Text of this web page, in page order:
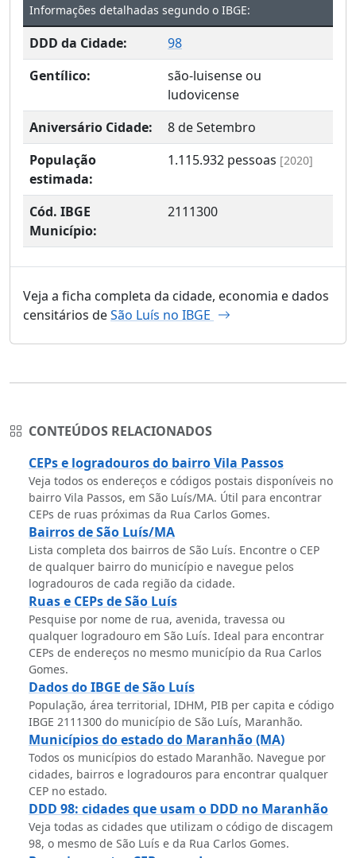
Informações detalhadas segundo o IBGE:
DDD da Cidade:
98
Gentílico:
são-luisense ou
ludovicense
Aniversário Cidade:
8 de Setembro
População
estimada:
1.115.932 pessoas [2020]
Cód. IBGE
Município:
2111300
Veja a ficha completa da cidade, economia e dados
censitários deSão Luís no IBGE
CONTEÚDOS RELACIONADOS
CEPs e logradouros do bairro Vila Passos
Veja todos os endereços e códigos postais disponíveis no
bairro Vila Passos, em São Luís/MA. Útil para encontrar
CEPs de ruas próximas da Rua Carlos Gomes.
Bairros de São Luís/MA
Lista completa dos bairros de São Luís. Encontre o CEP
de qualquer bairro do município e navegue pelos
logradouros de cada região da cidade.
Ruas e CEPs de São Luís
Pesquise por nome de rua, avenida, travessa ou
qualquer logradouro em São Luís. Ideal para encontrar
CEPs de endereços no mesmo município da Rua Carlos
Gomes.
Dados do IBGE de São Luís
População, área territorial, IDHM, PIB per capita e código
IBGE 2111300 do município de São Luís, Maranhão.
Municípios do estado do Maranhão (MA)
Todos os municípios do estado Maranhão. Navegue por
cidades, bairros e logradouros para encontrar qualquer
CEP no estado.
DDD 98: cidades que usam o DDD no Maranhão
Veja todas as cidades que utilizam o código de discagem
98, o mesmo de São Luís e da Rua Carlos Gomes.